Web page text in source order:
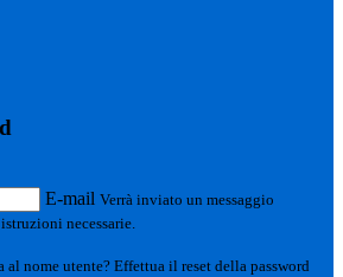
E-mail Verrà inviato un messaggio
necessarie.
al nome utente? Effettua il reset della password